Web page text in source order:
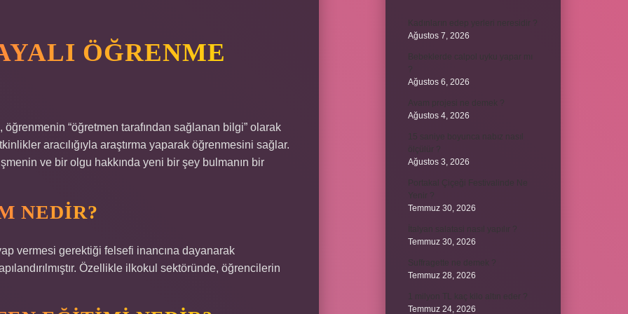
ÖĞRENME
“öğretmen tarafından sağlanan bilgi” olarak
aracılığıyla araştırma yaparak öğrenmesini sağlar.
ve bir olgu hakkında yeni bir şey bulmanın bir
NEDIR?
vermesi gerektiği felsefi inancına dayanarak
Özellikle ilkokul sektöründe, öğrencilerin
Kadınların edep yerleri neresidir ?
Ağustos 7, 2026
Bebeklerde calpol uyku yapar mı
Ağustos 6, 2026
Avam projesi ne demek ?
Ağustos 4, 2026
15 saniye boyunca nabız nasıl
Ağustos 3, 2026
Temmuz 30, 2026
İtalyan salatasi nasıl yapılır ?
Temmuz 30, 2026
Temmuz 28, 2026
Temmuz 24, 2026